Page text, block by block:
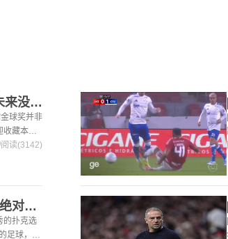
【你怎么看？】马卡：19岁的库巴西未来没有极限，剑指金球奖并
球奖并非
收藏本
阅读(3142)
[五洲]职业选手：若多加研习，内马尔绝对能成为非常优秀的扑克
的扑克选
足球，篮